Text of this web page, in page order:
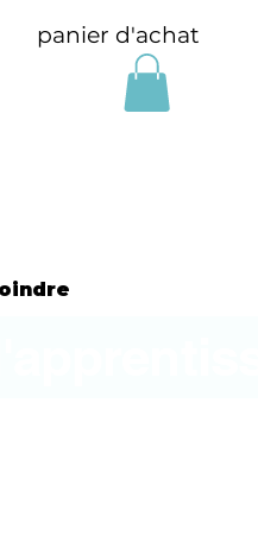
panier d'achat